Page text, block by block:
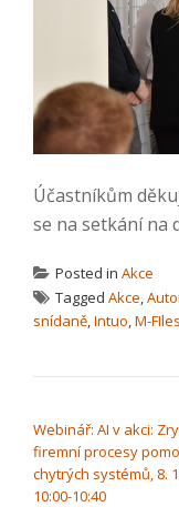
Účastníkům
se na setkání na
Posted in Akce
Tagged Akce,
snídaně,Intuo,M-FIles
Webinář: AI v akci:
firemní procesy
chytrých systémů, 8.
10:00-10:40